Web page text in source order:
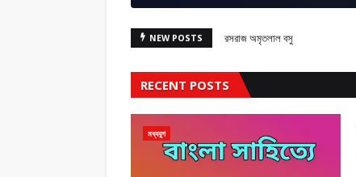
NEW POSTS রসরাজ অমৃতলাল বসু
RECENT POSTS
মধ্যযুগ